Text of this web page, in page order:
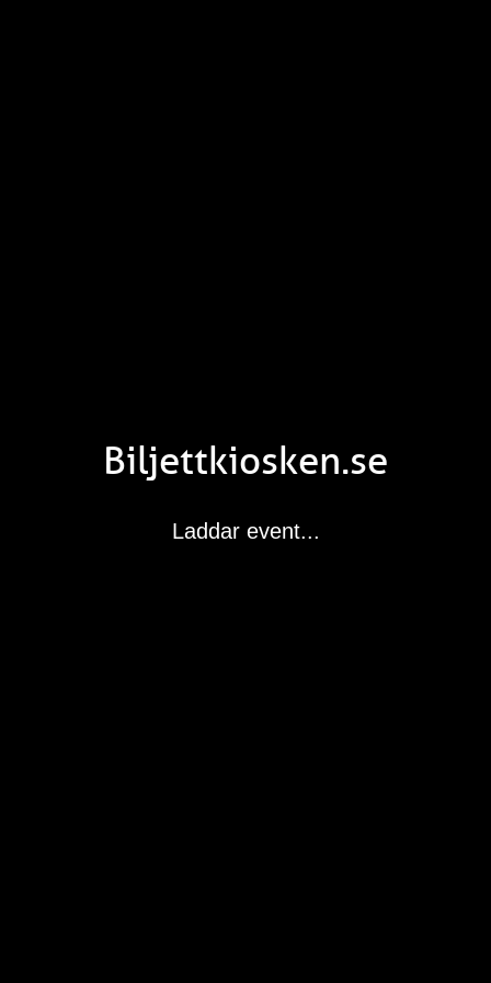
Biljettkiosken.se
Laddar event...